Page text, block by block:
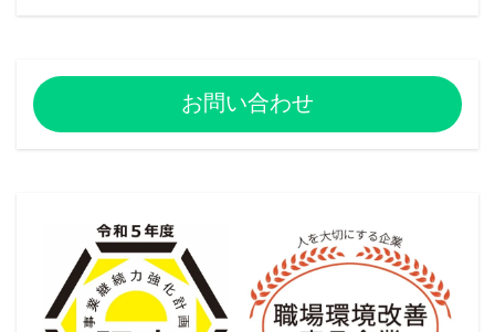
お問い合わせ